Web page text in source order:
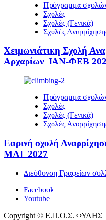
Πρόγραμμα
Σχολές
Σχολές (Γενικά)
Σχολές
Χειμωνιάτικη Σχολή
Αρχαρίων ΙΑΝ-ΦΕΒ
Πρόγραμμα
Σχολές
Σχολές (Γενικά)
Σχολές
Εαρινή σχολή
ΜΑΙ 2027
Διεύθυνση Γραφείων
Facebook
Youtube
Copyright © Ε.Π.Ο.Σ. ΦΥΛΗΣ